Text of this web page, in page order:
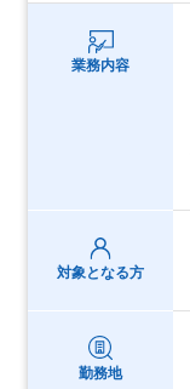
業務内容
対象となる方
勤務地